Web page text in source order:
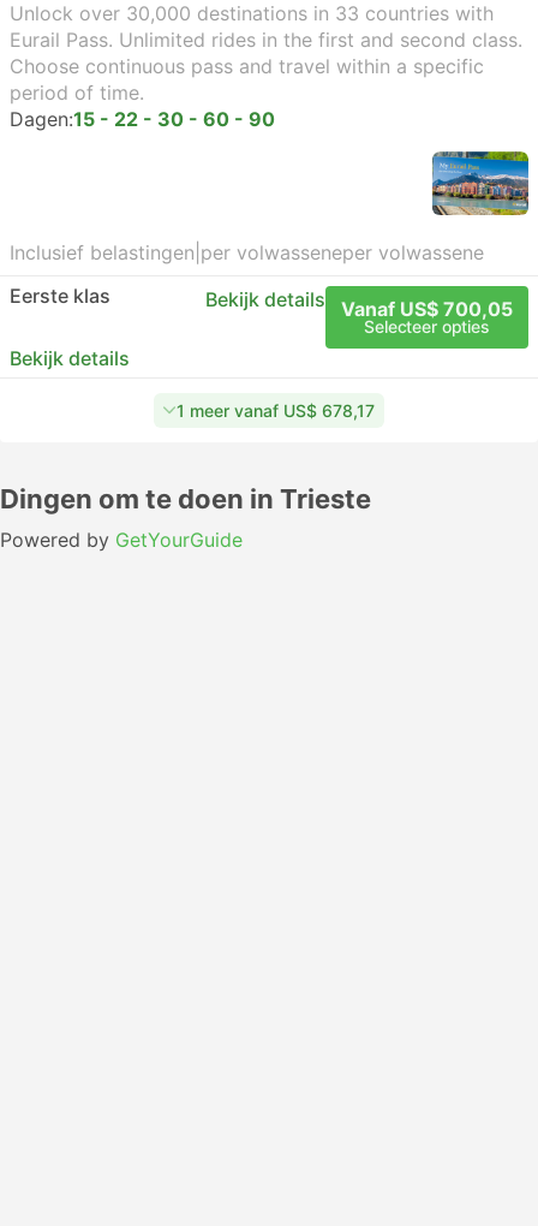
Unlock over 30,000 destinations in 33 countries with
Eurail Pass. Unlimited rides in the first and second class.
Choose continuous pass and travel within a specific
period of time.
Dagen:15 - 22 - 30 - 60 - 90
Inclusief belastingen per volwasseneper volwassene
Eerste klas
Bekijk details Vanaf US$ 700,05
Selecteer opties
Bekijk details
1 meer vanaf US$ 678,17
Dingen om te doen in Trieste
Powered by GetYourGuide